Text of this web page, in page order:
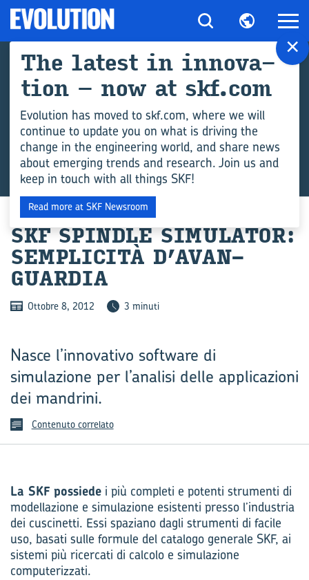
SKF SPIND­LE SI­MU­LA­TOR:
SEMPLICITÀ D’AVAN­
GUAR­DIA
Ottobre 8, 2012 3 minuti
Nasce l’innovativo software di
simulazione per l’analisi delle applicazioni
dei mandrini.
Contenuto correlato
La SKF possiede i più completi e potenti strumenti di
modellazione e simulazione esistenti presso l’industria
dei cuscinetti. Essi spaziano dagli strumenti di facile
uso, basati sulle formule del catalogo generale SKF, ai
sistemi più ricercati di calcolo e simulazione
computerizzati.
×
The la­te­st in in­no­va­
tion – now at skf.com
Evolution has moved to skf.com, where we will
continue to update you on what is driving the
change in the engineering world, and share news
about emerging trends and research. Join us and
keep in touch with all things SKF!
Read more at SKF Newsroom